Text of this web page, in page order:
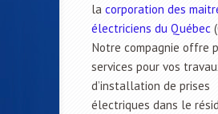
la corporation des
électriciens du Québec
Notre compagnie offre
services pour vos
d’installation de prises
électriques dans le